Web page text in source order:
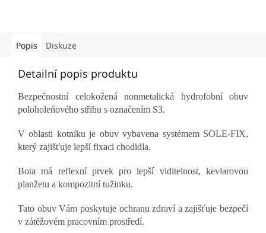
Popis Diskuze
Detailní popis produktu
Bezpečnostní celokožená nonmetalická hydrofobní obuv
poloholeňového střihu s označením S3.
V oblasti kotníku je obuv vybavena systémem SOLE-FIX,
který zajišťuje lepší fixaci chodidla.
Bota má reflexní prvek pro lepší viditelnost, kevlarovou
planžetu a kompozitní tužinku.
Tato obuv Vám poskytuje ochranu zdraví a zajišťuje bezpečí
v zátěžovém pracovním prostředí.